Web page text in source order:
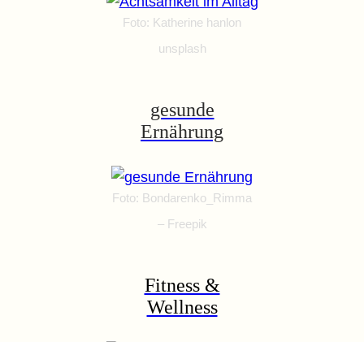
Foto: Katherine hanlon
unsplash
gesunde
Ernährung
Foto: Bondarenko_Rimma
– Freepik
Fitness &
Wellness